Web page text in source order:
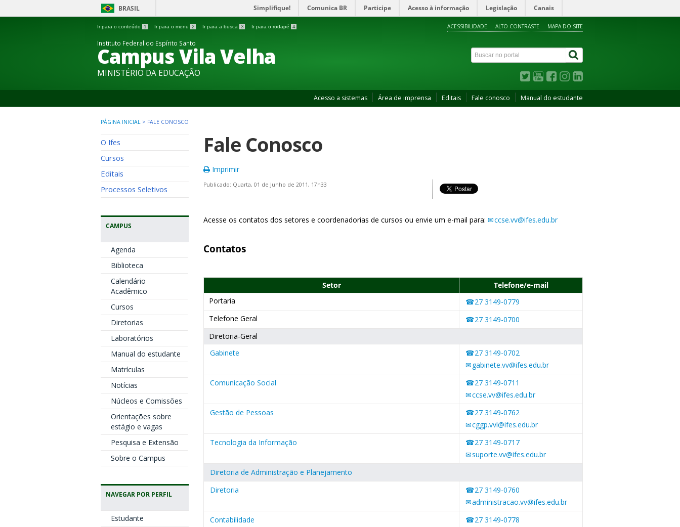
BRASIL Simplifique! Comunica BR Participe Acesso à informação Legislação Canais
Ir para o conteúdo 1 Ir para o menu 2 Ir para a busca 3 Ir para o rodapé 4 ACESSIBILIDADE ALTO CONTRASTE MAPA DO SITE
Instituto Federal do Espírito Santo
Campus Vila Velha
MINISTÉRIO DA EDUCAÇÃO
Acesso a sistemas Área de imprensa Editais Fale conosco Manual do estudante
PÁGINA INICIAL > FALE CONOSCO
O Ifes
Cursos
Editais
Processos Seletivos
CAMPUS
Agenda
Biblioteca
Calendário
Acadêmico
Cursos
Diretorias
Laboratórios
Manual do estudante
Matrículas
Notícias
Núcleos e Comissões
Orientações sobre
estágio e vagas
Pesquisa e Extensão
Sobre o Campus
NAVEGAR POR PERFIL
Estudante
Fale Conosco
Imprimir
Publicado: Quarta, 01 de Junho de 2011, 17h33
Acesse os contatos dos setores e coordenadorias de cursos ou envie um e-mail para: ccse.vv@ifes.edu.br
Contatos
Setor
Telefone/e-mail
Portaria
27 3149-0779
Telefone Geral
27 3149-0700
Diretoria-Geral
Gabinete
27 3149-0702
gabinete.vv@ifes.edu.br
Comunicação Social
27 3149-0711
ccse.vv@ifes.edu.br
Gestão de Pessoas
27 3149-0762
cggp.vvl@ifes.edu.br
Tecnologia da Informação
27 3149-0717
suporte.vv@ifes.edu.br
Diretoria de Administração e Planejamento
Diretoria
27 3149-0760
administracao.vv@ifes.edu.br
Contabilidade
27 3149-0778